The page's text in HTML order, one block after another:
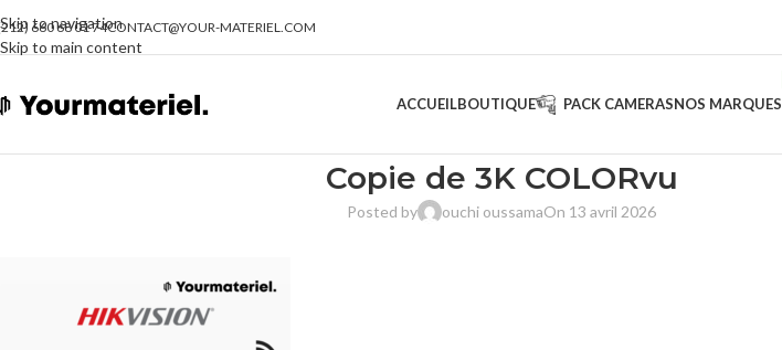
Skip to navigation
Skip to main content
660 68 01 74CONTACT@YOUR-MATERIEL.COM
ACCUEILBOUTIQUE PACK CAMERASNOS MARQUES
Copie de 3K COLORvu
Posted by ouchi oussamaOn 13 avril 2026